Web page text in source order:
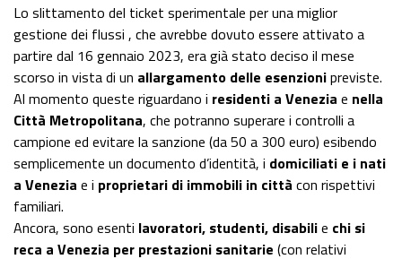
Lo slittamento del ticket sperimentale per una miglior
gestione dei flussi , che avrebbe dovuto essere attivato a
partire dal 16 gennaio 2023, era già stato deciso il mese
scorso in vista di un allargamento delle esenzionipreviste.
Al momento queste riguardano i residenti a Venezia e nella
Città Metropolitana, che potranno superare i controlli a
campione ed evitare la sanzione (da 50 a 300 euro) esibendo
semplicemente un documento d’identità, i domiciliati e i nati
a Venezia e i proprietari di immobili in città con rispettivi
familiari.
Ancora, sono esenti lavoratori, studenti, disabilie chi si
reca a Venezia per prestazioni sanitarie (con relativi